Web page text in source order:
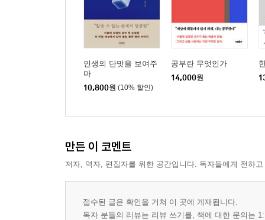
소변의 추억 212
단군에서 근대화까지 216
뱃살이 꾸는 꿈 220
이제 깨어나실 시간입니다 224
그들은 올 것이다 228
4부 이 세상 것이면서 이 세상 것이 아닌 것들에 대
내 인생의 영화: 안토니아스 라인 243
설원에 핀 장미 아닌 꽃: 홍상수의 초기 영화 264
박식하고, 로맨틱하고, 예술적인 살인마: 한니발 렉
반영웅으로서 영웅, 관념론자로서 유물론자, 죽은
인생의 단맛을 보여주
마
10,800원 (10% 할인)
공부란 무엇인가
14,000원
만든 이 코멘트
저자, 역자, 편집자를 위한 공간입니다. 독자들에게 전하
접수된 글은 확인을 거쳐 이 곳에 게재됩니다.
독자 분들의 리뷰는 리뷰 쓰기를, 책에 대한 문의는